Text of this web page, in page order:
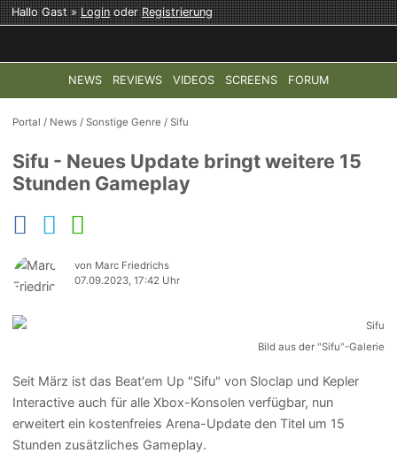
Hallo Gast »LoginoderRegistrierung
NEWS REVIEWS VIDEOS SCREENS FORUM
TOP-THEMEN: COD: MODERN WARFARE 4 HALO:
Portal / News /Sonstige Genre /Sifu
Sifu - Neues Update bringt weitere 15
Stunden Gameplay
von Marc Friedrichs
07.09.2023, 17:42 Uhr
Bild aus der "Sifu"-Galerie
Seit März ist das Beat'em Up "Sifu" von Sloclap und Kepler
Interactive auch für alle Xbox-Konsolen verfügbar, nun
erweitert ein kostenfreies Arena-Update den Titel um 15
Stunden zusätzliches Gameplay.